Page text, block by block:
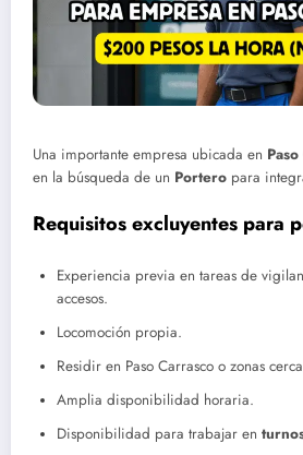
Una importante empresa ubicada en
en la búsqueda de un Portero para
Requisitos excluyentes para
Experiencia previa en tareas de
accesos.
Locomoción propia.
Residir en Paso Carrasco o zonas
Amplia disponibilidad horaria.
Disponibilidad para trabajar en